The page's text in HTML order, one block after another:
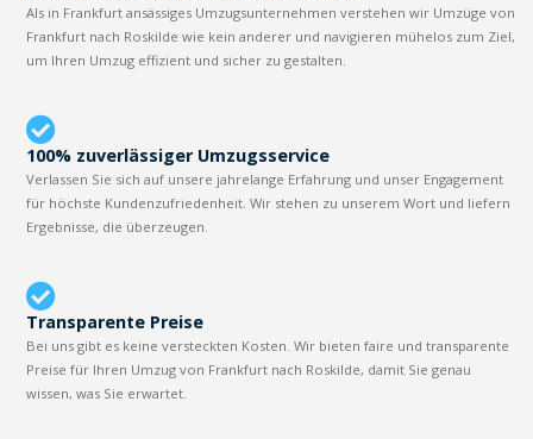
Als in Frankfurt ansässiges Umzugsunternehmen verstehen wir Umzüge von
Frankfurt nach Roskilde wie kein anderer und navigieren mühelos zum Ziel,
um Ihren Umzug effizient und sicher zu gestalten.
100% zuverlässiger Umzugsservice
Verlassen Sie sich auf unsere jahrelange Erfahrung und unser Engagement
für höchste Kundenzufriedenheit. Wir stehen zu unserem Wort und liefern
Ergebnisse, die überzeugen.
Transparente Preise
Bei uns gibt es keine versteckten Kosten. Wir bieten faire und transparente
Preise für Ihren Umzug von Frankfurt nach Roskilde, damit Sie genau
wissen, was Sie erwartet.